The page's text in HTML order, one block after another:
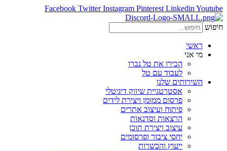
Facebook Twitter Instagram Pinterest Linkedin Youtube
חיפוש
ראשי
מי אני
הכירו את טל נברו
לעבוד עם טל
השירותים שלנו
אסטרטגיית שיווק דיגיטלי
פרסום ממומן ויצירת לידים
פיתוח ועיצוב אתרים
הרצאות וסדנאות
עיצוב ויצירת תוכן
יחסי ציבור ופרסומים
ייעוץ והכשרות